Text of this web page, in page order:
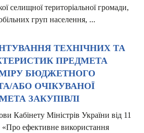
селищної територіальної громади,
груп населення, ...
ТЕХНІЧНИХ ТА
ПРЕДМЕТА
БЮДЖЕТНОГО
АБО ОЧІКУВАНОЇ
ЗАКУПІВЛІ
Кабінету Міністрів України від 11
ефективне використання